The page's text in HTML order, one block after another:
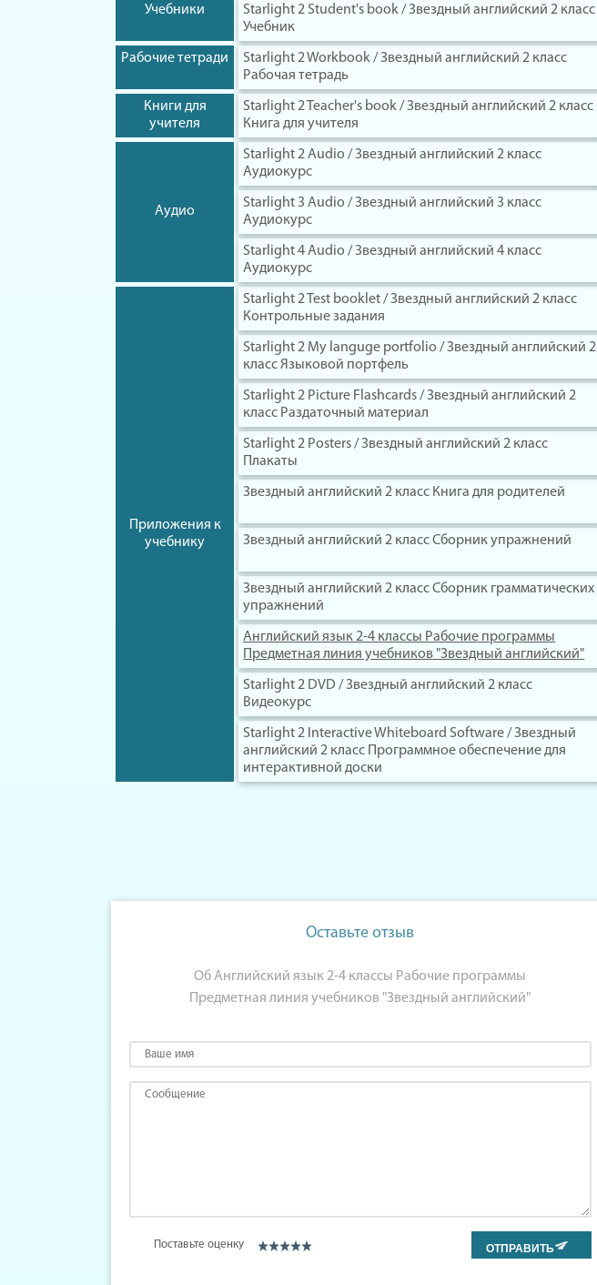
Учебники
Starlight 2 Student's book / Звездный английский 2 класс
Учебник
Рабочие тетради
Starlight 2 Workbook / Звездный английский 2 класс
Рабочая тетрадь
Книги для
учителя
Starlight 2 Teacher's book / Звездный английский 2 класс
Книга для учителя
Аудио
Starlight 2 Audio / Звездный английский 2 класс
Аудиокурс
Starlight 3 Audio / Звездный английский 3 класс
Аудиокурс
Starlight 4 Audio / Звездный английский 4 класс
Аудиокурс
Приложения к
учебнику
Starlight 2 Test booklet / Звездный английский 2 класс
Контрольные задания
Starlight 2 My languge portfolio / Звездный английский 2
класс Языковой портфель
Starlight 2 Picture Flashcards / Звездный английский 2
класс Раздаточный материал
Starlight 2 Posters / Звездный английский 2 класс
Плакаты
Звездный английский 2 класс Книга для родителей
Звездный английский 2 класс Сборник упражнений
Звездный английский 2 класс Сборник грамматических
упражнений
Английский язык 2-4 классы Рабочие программы
Предметная линия учебников "Звездный английский"
Starlight 2 DVD / Звездный английский 2 класс
Видеокурс
Starlight 2 Interactive Whiteboard Software / Звездный
английский 2 класс Программное обеспечение для
интерактивной доски
Оставьте отзыв
Об Английский язык 2-4 классы Рабочие программы
Предметная линия учебников "Звездный английский"
Поставьте оценку